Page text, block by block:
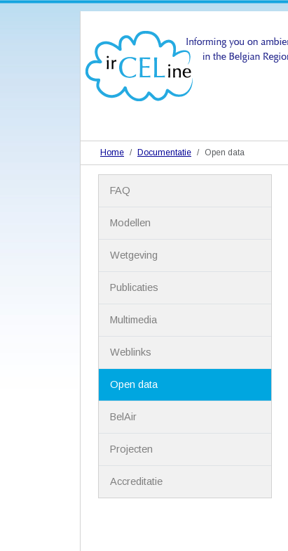
Home Documentatie Open data
FAQ
Modellen
Wetgeving
Publicaties
Multimedia
Weblinks
Open data
BelAir
Projecten
Accreditatie